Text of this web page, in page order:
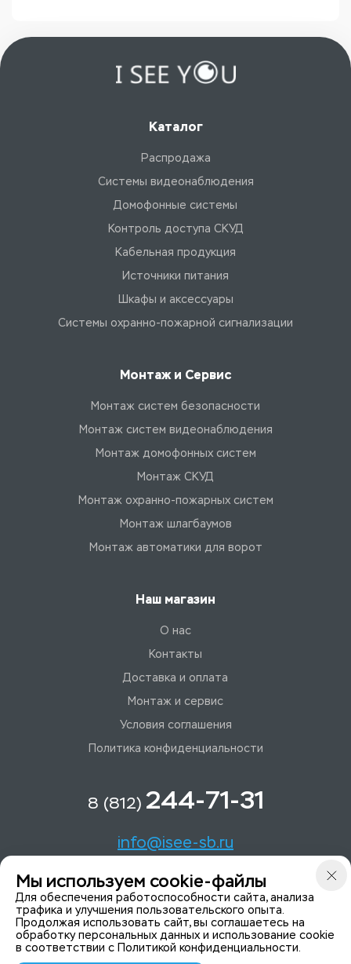
Каталог
Распродажа
Системы видеонаблюдения
Домофонные системы
Контроль доступа СКУД
Кабельная продукция
Источники питания
Шкафы и аксессуары
Системы охранно-пожарной сигнализации
Монтаж и Сервис
Монтаж систем безопасности
Монтаж систем видеонаблюдения
Монтаж домофонных систем
Монтаж СКУД
Монтаж охранно-пожарных систем
Монтаж шлагбаумов
Монтаж автоматики для ворот
Наш магазин
О нас
Контакты
Доставка и оплата
Монтаж и сервис
Условия соглашения
Политика конфиденциальности
8 (812) 244-71-31
info@isee-sb.ru
Светлановский пр-кт, д. 70, корп. 1
Мы в Telegam
Мы используем cookie-файлы
Для обеспечения работоспособности сайта, анализа
трафика и улучшения пользовательского опыта.
Продолжая использовать сайт, вы соглашаетесь на
обработку персональных данных и использование cookie
в соответствии с Политикой конфиденциальности.